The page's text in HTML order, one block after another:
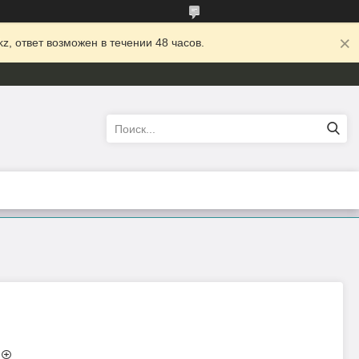
ответ возможен в течении 48 часов.